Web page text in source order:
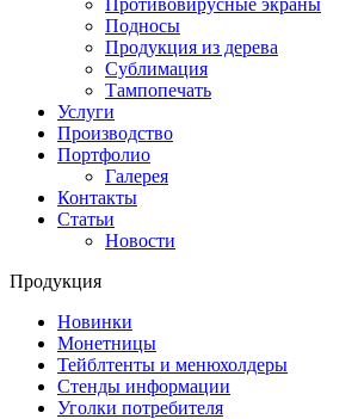
Противовирусные экраны
Подносы
Продукция из дерева
Сублимация
Тампопечать
Услуги
Производство
Портфолио
Галерея
Контакты
Статьи
Новости
Продукция
Новинки
Монетницы
Тейблтенты и менюхолдеры
Стенды информации
Уголки потребителя